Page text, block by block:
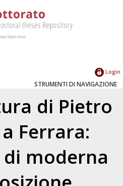
Login
STRUMENTI DI NAVIGAZIONE
di Pietro
Ferrara:
moderna